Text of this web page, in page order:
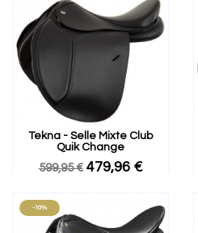
Tekna - Selle Mixte Club
Quik Change
599,95 € 479,96 €
-10%